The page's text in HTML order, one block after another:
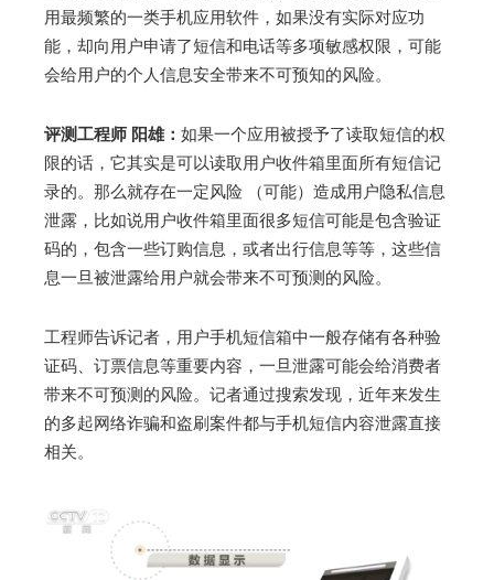
用最频繁的一类手机应用软件，如果没有实际对应功
能，却向用户申请了短信和电话等多项敏感权限，可能
会给用户的个人信息安全带来不可预知的风险。
评测工程师 阳雄： 如果一个应用被授予了读取短信的权
限的话，它其实是可以读取用户收件箱里面所有短信记
录的。那么就存在一定风险 （可能）造成用户隐私信息
泄露，比如说用户收件箱里面很多短信可能是包含验证
码的，包含一些订购信息，或者出行信息等等，这些信
息一旦被泄露给用户就会带来不可预测的风险。
工程师告诉记者，用户手机短信箱中一般存储有各种验
证码、订票信息等重要内容，一旦泄露可能会给消费者
带来不可预测的风险。记者通过搜索发现，近年来发生
的多起网络诈骗和盗刷案件都与手机短信内容泄露直接
相关。